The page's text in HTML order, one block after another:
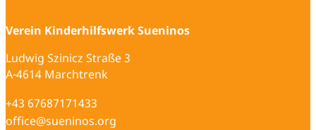
Verein Kinderhilfswerk Sueninos
Ludwig Szinicz Straße 3
A-4614 Marchtrenk
+43 67687171433
office@sueninos.org